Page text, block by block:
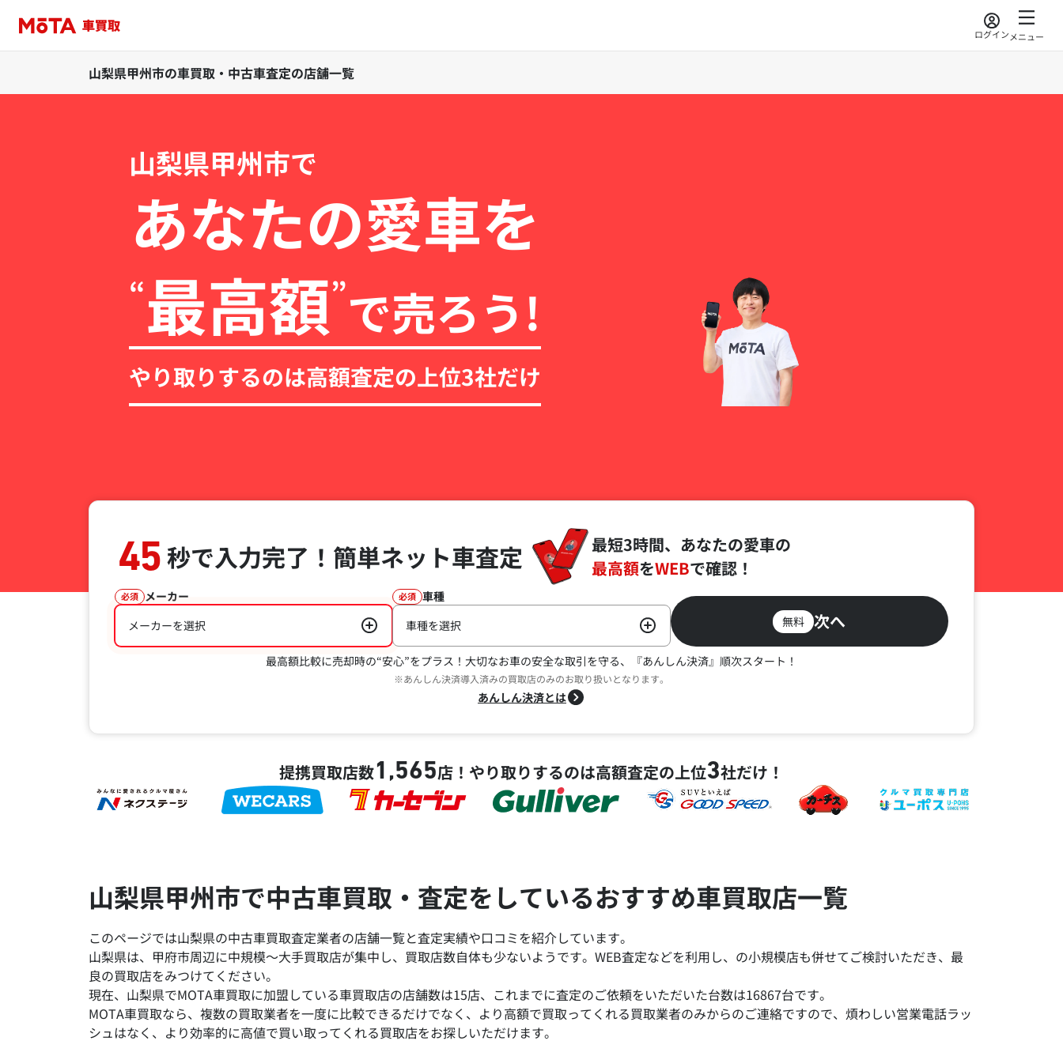
ログインメニュー
山梨県甲州市の車買取・中古車査定の店舗一覧
山梨県甲州市で
あなたの愛車を
“最高額”で売ろう!
やり取りするのは高額査定の上位3社だけ
45秒で入力完了！ 簡単ネット車査定
最短3時間、あなたの愛車の
最高額をWEBで確認！
必須 メーカー
メーカーを選択
必須 車種
車種を選択
無料 次へ
最高額比較に売却時の“安心”をプラス！ 大切なお車の安全な取引を守る、『あんしん決済』順次スタート！
※あんしん決済導入済みの買取店のみのお取り扱いとなります。
あんしん決済とは
提携買取店数1,565店！ やり取りするのは高額査定の上位3社だけ！
山梨県甲州市で中古車買取・査定をしているおすすめ車買取店一覧
このページでは山梨県の中古車買取査定業者の店舗一覧と査定実績や口コミを紹介しています。
山梨県は、甲府市周辺に中規模～大手買取店が集中し、買取店数自体も少ないようです。WEB査定などを利用し、の小規模店も併せてご検討いただき、最
良の買取店をみつけてください。
現在、山梨県でMOTA車買取に加盟している車買取店の店舗数は15店、これまでに査定のご依頼をいただいた台数は16867台です。
MOTA車買取なら、複数の買取業者を一度に比較できるだけでなく、より高額で買取ってくれる買取業者のみからのご連絡ですので、煩わしい営業電話ラッ
シュはなく、より効率的に高値で買い取ってくれる買取店をお探しいただけます。